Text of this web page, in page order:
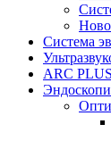
Система
ARC